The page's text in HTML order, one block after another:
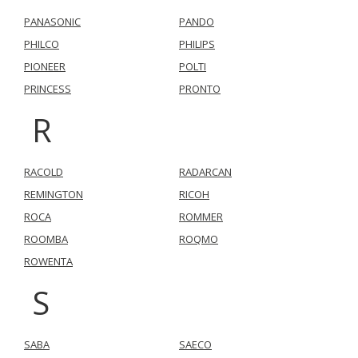
PANASONIC
PANDO
PHILCO
PHILIPS
PIONEER
POLTI
PRINCESS
PRONTO
R
RACOLD
RADARCAN
REMINGTON
RICOH
ROCA
ROMMER
ROOMBA
ROQMO
ROWENTA
S
SABA SAECO